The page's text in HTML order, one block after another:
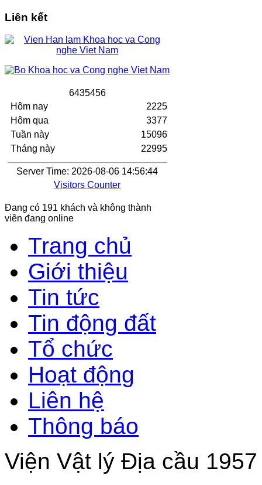
Liên kết
6435456
Hôm nay
Hôm qua
Tuần này
Tháng này
2225
3377
15096
22995
Server Time: 2026-08-06 14:56:44
Visitors Counter
Đang có 191 khách và không thành
viên đang online
Trang chủ
Giới thiệu
Tin tức
Tin động đất
Tổ chức
Hoạt động
Liên hệ
Thông báo
Viện Vật lý Địa cầu